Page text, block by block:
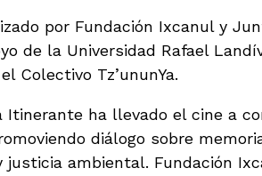
por Fundación Ixcanul y
de la Universidad Rafael
Colectivo Tz’ununYa.
Itinerante ha llevado el cine a
diálogo sobre
justicia ambiental. Fundación